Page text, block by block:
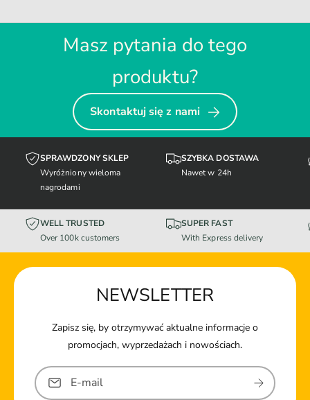
Masz pytania do tego
produktu?
Skontaktuj się z nami
SPRAWDZONY SKLEP
Wyróżniony wieloma
nagrodami
SZYBKA DOSTAWA
Nawet w 24h
WELL TRUSTED
Over 100k customers
SUPER FAST
With Express delivery
NEWSLETTER
Zapisz się, by otrzymywać aktualne informacje o
promocjach, wyprzedażach i nowościach.
E-mail